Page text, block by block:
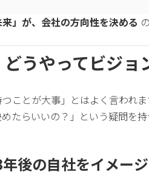
来」が、会社の方向性を決める
うやってビジョ
つことが大事」とはよく言われま
めたらいいの？」という疑問を持
後の自社をイメー